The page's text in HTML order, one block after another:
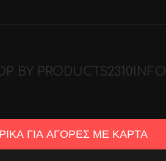
BY PRODUCTS2310 INFO
ΓΙΑ ΑΓΟΡΕΣ ΜΕ ΚΑΡΤΑ